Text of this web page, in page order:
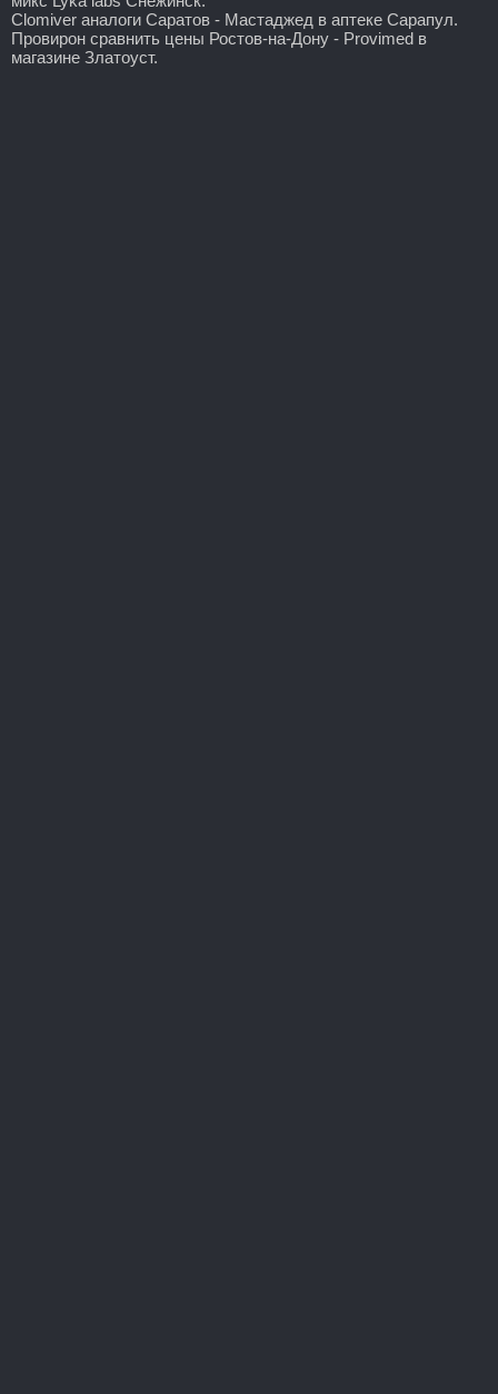
Clomiver аналоги Саратов - Мастаджед в аптеке Сарапул.
Провирон сравнить цены Ростов-на-Дону - Provimed в
магазине Златоуст.